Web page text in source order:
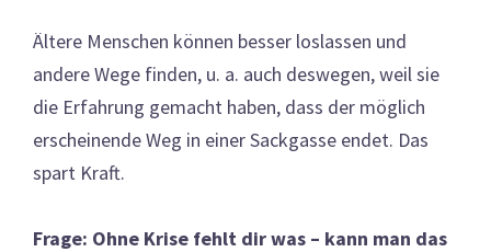
Ältere Menschen können besser loslassen und
andere Wege finden, u. a. auch deswegen, weil sie
die Erfahrung gemacht haben, dass der möglich
erscheinende Weg in einer Sackgasse endet. Das
spart Kraft.
Frage: Ohne Krise fehlt dir was – kann man das